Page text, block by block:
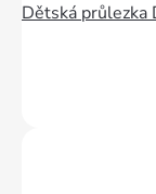
Dětská průlezka